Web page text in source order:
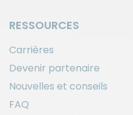
RESSOURCES
Carrières
Devenir partenaire
Nouvelles et conseils
FAQ